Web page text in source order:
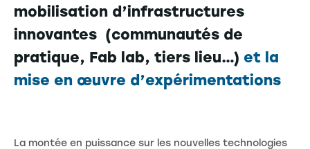
mobilisation d’infrastructures
innovantes (communautés de
pratique, Fab lab, tiers lieu…) et la
mise en œuvre d’expérimentations
La montée en puissance sur les nouvelles technologies